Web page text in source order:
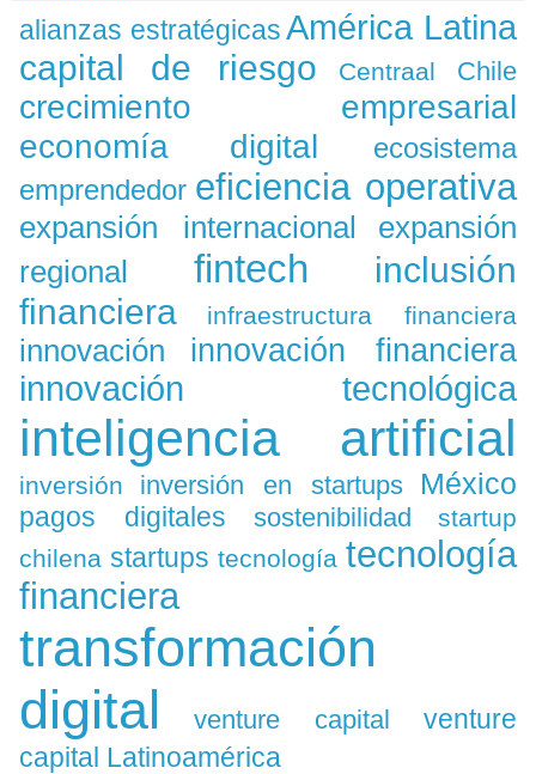
alianzas estratégicas América Latina
capital de riesgo Centraal Chile
crecimiento empresarial
economía digital
ecosistema
emprendedor eficiencia operativa
expansión internacional
expansión
regional
fintech
inclusión
financiera
infraestructura financiera
innovación innovación financiera
innovación tecnológica
inteligencia artificial
inversión inversión en startups México
pagos digitales sostenibilidad
startup
chilena startups tecnología tecnología
financiera
transformación
digital
venture capital
venture
capital Latinoamérica